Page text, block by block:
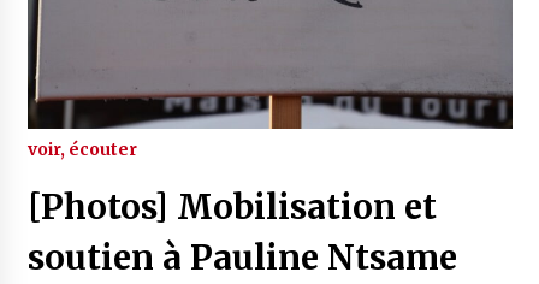
voir, écouter
[Photos] Mobilisation et
soutien à Pauline Ntsame